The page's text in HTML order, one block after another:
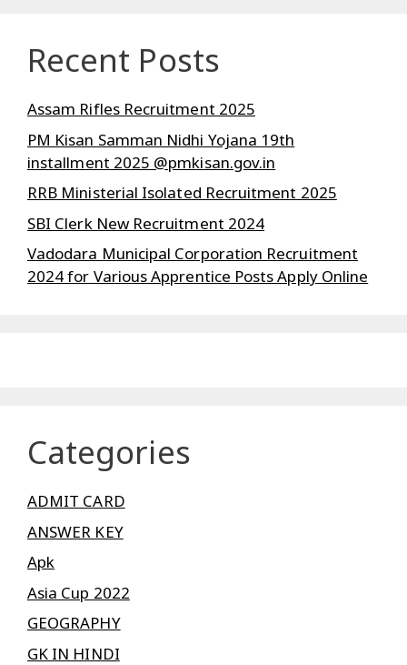
Recent Posts
Assam Rifles Recruitment 2025
PM Kisan Samman Nidhi Yojana 19th
installment 2025 @pmkisan.gov.in
RRB Ministerial Isolated Recruitment 2025
SBI Clerk New Recruitment 2024
Vadodara Municipal Corporation Recruitment
2024 for Various Apprentice Posts Apply Online
Categories
ADMIT CARD
ANSWER KEY
Apk
Asia Cup 2022
GEOGRAPHY
GK IN HINDI